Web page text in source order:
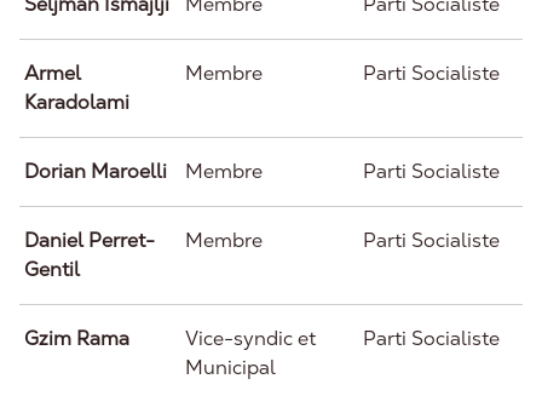
Armel
Karadolami
Membre Parti Socialiste
Dorian Maroelli Membre Parti Socialiste
Daniel Perret-
Gentil
Membre Parti Socialiste
Gzim Rama
Vice-syndic et
Municipal
Parti Socialiste